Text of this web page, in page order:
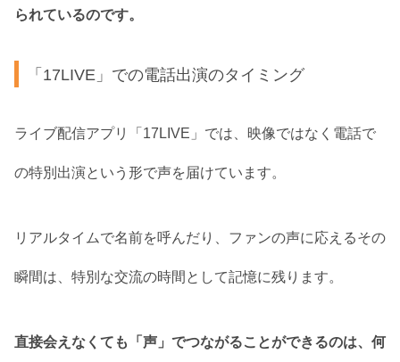
られているのです。
「17LIVE」での電話出演のタイミング
ライブ配信アプリ「17LIVE」では、映像ではなく電話で
の特別出演という形で声を届けています。
リアルタイムで名前を呼んだり、ファンの声に応えるその
瞬間は、特別な交流の時間として記憶に残ります。
直接会えなくても「声」でつながることができるのは、何